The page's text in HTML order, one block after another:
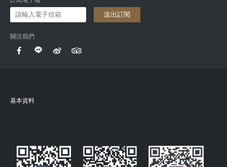
送出訂閱
關注我們
基本資料